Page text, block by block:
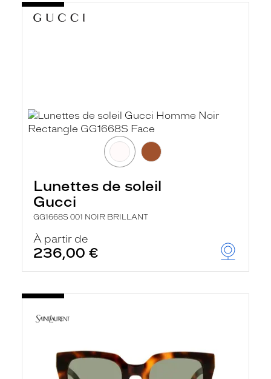
Lunettes de soleil
Gucci
GG1668S 001 NOIR BRILLANT
À partir de
236,00 €